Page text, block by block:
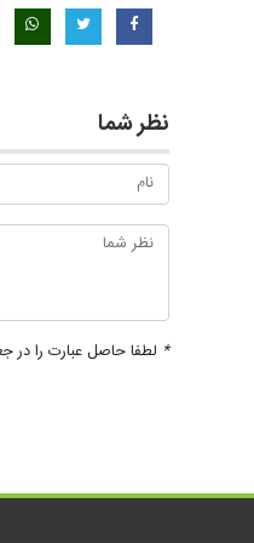
نظر شما
* لطفا حاصل عبارت را در